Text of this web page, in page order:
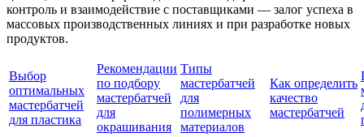
контроль и взаимодействие с поставщиками — залог успеха в
массовых производственных линиях и при разработке новых
продуктов.
Выбор
оптимальных
мастербатчей
для пластика
Рекомендации
по подбору
мастербатчей
для
окрашивания
Типы
мастербатчей
для
полимерных
материалов
Как определить
качество
мастербатчей